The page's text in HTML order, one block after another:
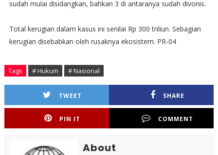
sudah mulai disidangkan, bahkan 3 di antaranya sudah divonis.
Total kerugian dalam kasus ini senilai Rp 300 triliun. Sebagian
kerugian disebabkan oleh rusaknya ekosistem. PR-04
Tags # Hukum # Nasional
TWEET SHARE
PIN IT COMMENT
About